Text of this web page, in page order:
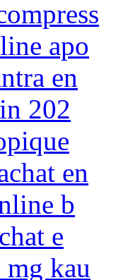
apo
en
202
en
b
e
kau